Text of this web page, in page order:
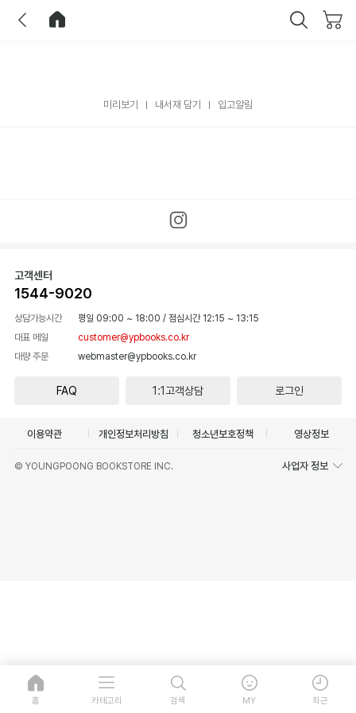
미리보기 내서재 담기 입고알림
고객센터
1544-9020
상담가능시간 평일 09:00 ~ 18:00 / 점심시간 12:15 ~ 13:15
대표 메일
customer@ypbooks.co.kr
대량 주문
webmaster@ypbooks.co.kr
FAQ 1:1고객상담 로그인
이용약관 개인정보처리방침 청소년보호정책 영상정보
© YOUNGPOONG BOOKSTORE INC. 사업자 정보
홈 카테고리 검색 MY 최근